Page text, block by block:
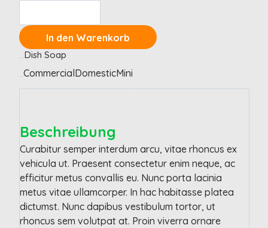
In den Warenkorb
Dish Soap
CommercialDomesticMini
Beschreibung
Curabitur semper interdum arcu, vitae rhoncus ex
vehicula ut. Praesent consectetur enim neque, ac
efficitur metus convallis eu. Nunc porta lacinia
metus vitae ullamcorper. In hac habitasse platea
dictumst. Nunc dapibus vestibulum tortor, ut
rhoncus sem volutpat at. Proin viverra ornare